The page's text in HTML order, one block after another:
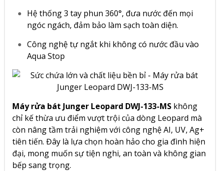
Hệ thống 3 tay phun 360°, đưa nước đến mọi
ngóc ngách, đảm bảo làm sạch toàn diện.
Công nghệ tự ngắt khi không có nước đầu vào
Aqua Stop
Máy rửa bát Junger Leopard DWJ-133-MS không
chỉ kế thừa ưu điểm vượt trội của dòng Leopard mà
còn nâng tầm trải nghiệm với công nghệ AI, UV, Ag+
tiên tiến. Đây là lựa chọn hoàn hảo cho gia đình hiện
đại, mong muốn sự tiện nghi, an toàn và không gian
bếp sang trọng.